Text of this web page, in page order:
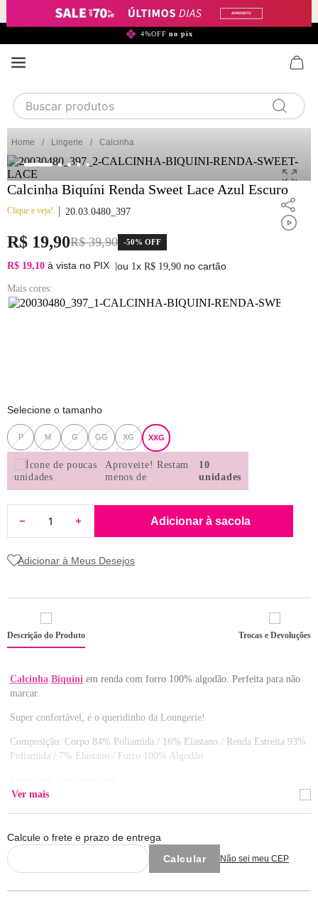
4%OFF no pix
Buscar produtos
1 calcinha
2 sutiã
camisola
7 pijama
Lingerie Calcinha
Calcinha Biquíni Renda Sweet Lace Azul Escuro
Clique e veja! 20.03.0480_397
R$ 19,90R$ 39,90 -50% OFF
R$ 19,10 à vista no PIX ou 1x R$ 19,90 no cartão
Mais cores:
Selecione o tamanho
P M G GG XG XXG
Aproveite! Restam
menos de
10
unidades
Adicionar à sacola
Descrição do Produto Trocas e Devoluções
Calcinha Biquíni em renda com forro 100% algodão. Perfeita para não
marcar.
Super confortável, é o queridinho da Loungerie!
Composição: Corpo 84% Poliamida / 16% Elastano / Renda Estreita 93%
Poliamida / 7% Elastano / Forro 100% Algodão
Ver mais
Calcule o frete e prazo de entrega
Não sei meu CEP